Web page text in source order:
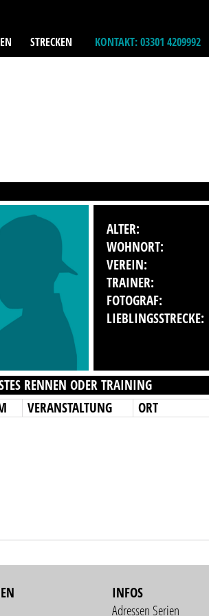
STRECKEN KONTAKT: 03301 4209992
ALTER:
WOHNORT:
VEREIN:
TRAINER:
FOTOGRAF:
LIEBLINGSSTRECKE:
RENNEN ODER TRAINING
VERANSTALTUNG ORT
INFOS
Adressen Serien